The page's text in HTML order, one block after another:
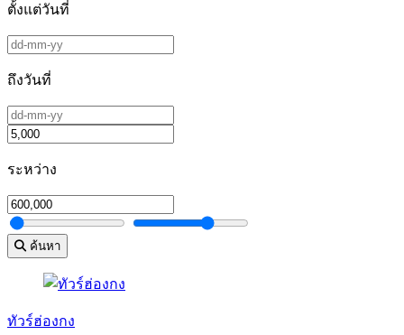
ตั้งแต่วันที่
ถึงวันที่
ระหว่าง
ค้นหา
ทัวร์ฮ่องกง